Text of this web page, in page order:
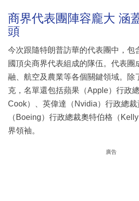
商界代表團陣容龐大 涵
頭
今次跟隨特朗普訪華的代表團中，包
國頂尖商界代表組成的隊伍。代表團
融、航空及農業等各個關鍵領域。除
克，名單還包括蘋果（Apple）行政
Cook）、英偉達（Nvidia）行政總
（Boeing）行政總裁奧特伯格（
界領袖。
廣告